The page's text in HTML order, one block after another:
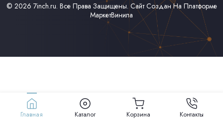
© 2026 7inch.ru. Все Права Защищены. Сайт Создан На Платформе
МаркетВинила
Главная Каталог Корзина Контакты